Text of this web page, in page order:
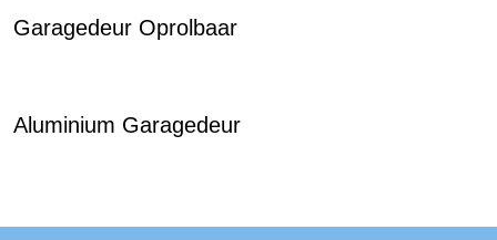
Garagedeur Oprolbaar
Aluminium Garagedeur